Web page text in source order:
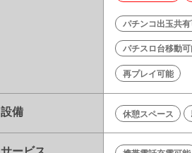
パチンコ出玉共
パチスロ台移動可
再プレイ可能
設備 休憩スペース